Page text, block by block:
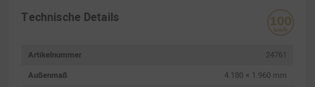
Technische Details
Artikelnummer
24761
Außenmaß
4.180 × 1.960 mm